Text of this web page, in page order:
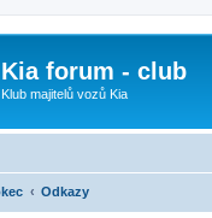
Kia forum - club
Klub majitelů vozů Kia
Odkazy